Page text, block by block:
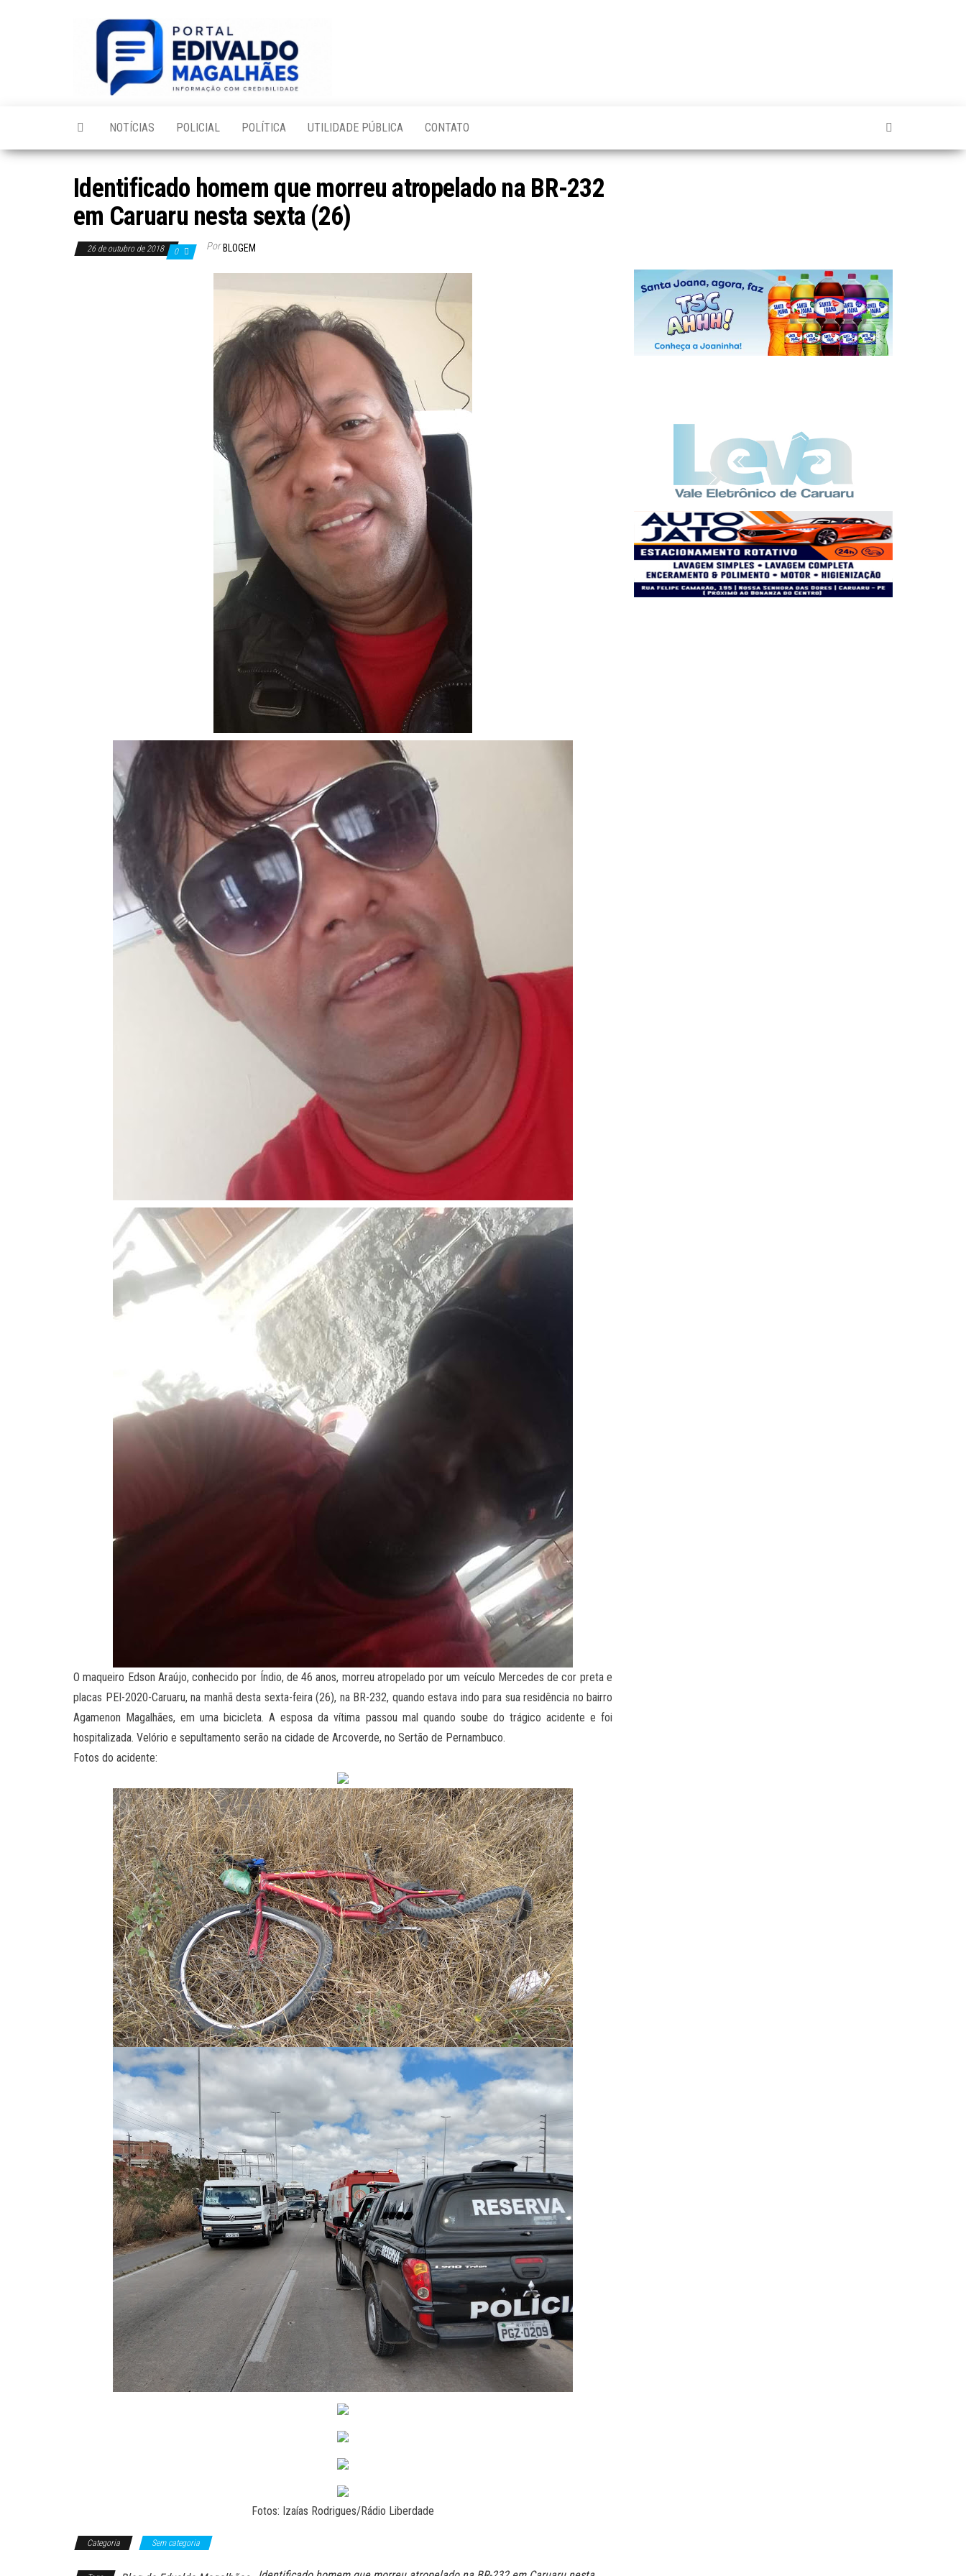
NOTÍCIAS POLICIAL POLÍTICA UTILIDADE PÚBLICA CONTATO
Identificado homem que morreu atropelado na BR-232
em Caruaru nesta sexta (26)
26 de outubro de 2018 0 Por BLOGEM
O maqueiro Edson Araújo, conhecido por Índio, de 46 anos, morreu atropelado por um veículo Mercedes de cor preta e
placas PEI-2020-Caruaru, na manhã desta sexta-feira (26), na BR-232, quando estava indo para sua residência no bairro
Agamenon Magalhães, em uma bicicleta. A esposa da vítima passou mal quando soube do trágico acidente e foi
hospitalizada. Velório e sepultamento serão na cidade de Arcoverde, no Sertão de Pernambuco.
Fotos do acidente:
Fotos: Izaías Rodrigues/Rádio Liberdade
Categoria Sem categoria